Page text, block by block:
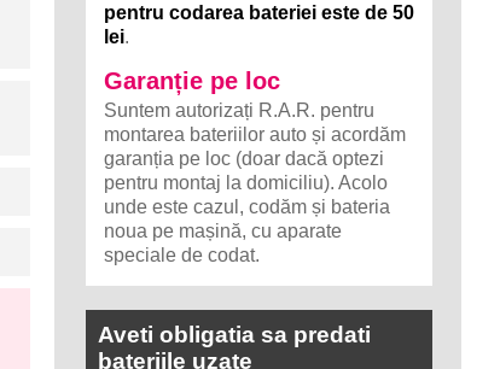
pentru codarea bateriei este de 50
lei.
Garanție pe loc
Suntem autorizați R.A.R. pentru
montarea bateriilor auto și acordăm
garanția pe loc (doar dacă optezi
pentru montaj la domiciliu). Acolo
unde este cazul, codăm și bateria
noua pe mașină, cu aparate
speciale de codat.
Aveti obligatia sa predati
bateriile uzate